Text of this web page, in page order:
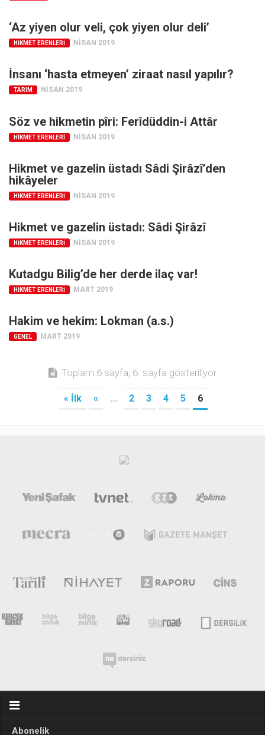
‘Az yiyen olur veli, çok yiyen olur deli’
HIKMET ERENLERI NISAN 2019
İnsanı ‘hasta etmeyen’ ziraat nasıl yapılır?
TARIM NISAN 2019
Söz ve hikmetin pîri: Ferîdüddin-i Attâr
HIKMET ERENLERI NISAN 2019
Hikmet ve gazelin üstadı Sâdi Şirâzî’den
hikâyeler
HIKMET ERENLERI NISAN 2019
Hikmet ve gazelin üstadı: Sâdi Şirâzî
HIKMET ERENLERI NISAN 2019
Kutadgu Bilig’de her derde ilaç var!
HIKMET ERENLERI MART 2019
Hakim ve hekim: Lokman (a.s.)
GENEL MART 2019
Toplam 6 sayfa, 6. sayfa gösteriliyor.
« İlk « ... 2 3 4 5 6
Abonelik